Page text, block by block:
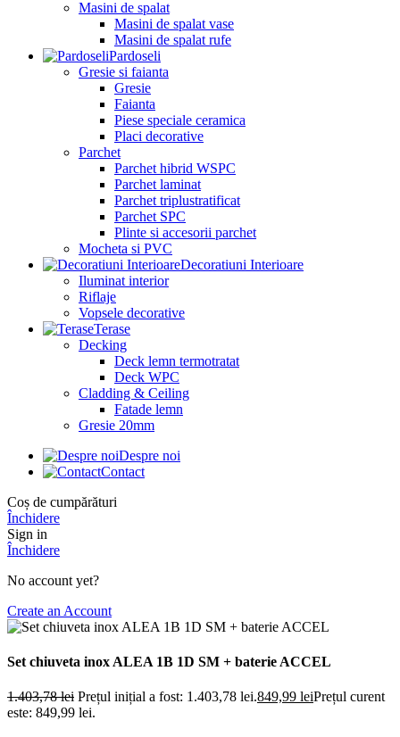
Masini de spalat
Masini de spalat vase
Masini de spalat rufe
Pardoseli
Gresie si faianta
Gresie
Faianta
Piese speciale ceramica
Placi decorative
Parchet
Parchet hibrid WSPC
Parchet laminat
Parchet triplustratificat
Parchet SPC
Plinte si accesorii parchet
Mocheta si PVC
Decoratiuni Interioare
Iluminat interior
Riflaje
Vopsele decorative
Terase
Decking
Deck lemn termotratat
Deck WPC
Cladding & Ceiling
Fatade lemn
Gresie 20mm
Despre noi
Contact
Coș de cumpărături
Închidere
Sign in
Închidere
No account yet?
Create an Account
Set chiuveta inox ALEA 1B 1D SM + baterie ACCEL
1.403,78lei Prețul inițial a fost: 1.403,78 lei.849,99 leiPrețul curent
este: 849,99 lei.